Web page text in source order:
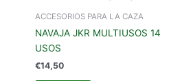
ACCESORIOS PARA LA CAZA
NAVAJA JKR MULTIUSOS 14
USOS
€14,50